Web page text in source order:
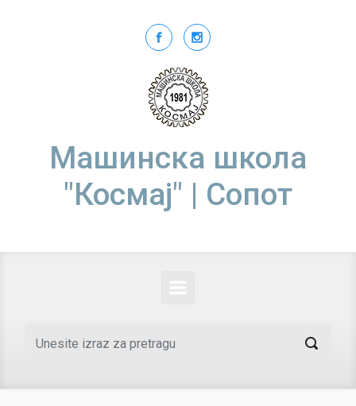
Машинска школа
"Космај" | Сопот